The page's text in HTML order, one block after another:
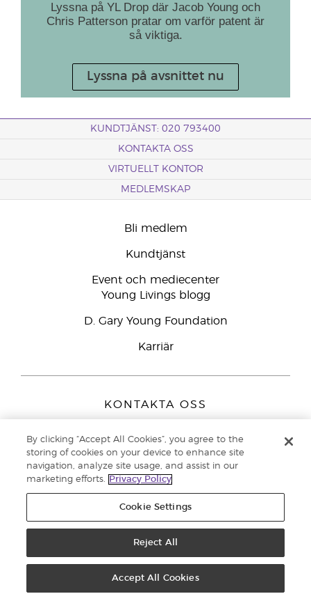
Lyssna på YL Drop där Jacob Young och
Chris Patterson pratar om varför patent är
så viktiga.
Lyssna på avsnittet nu
KUNDTJÄNST: 020 793400
KONTAKTA OSS
VIRTUELLT KONTOR
MEDLEMSKAP
Bli medlem
Kundtjänst
Event och mediecenter
Young Livings blogg
D. Gary Young Foundation
Karriär
KONTAKTA OSS
Peizerweg 97
9727 AJ Groningen
Nederländerna
020 793400
Upphovsrätt © 2021 Young Living Essential Oils. Med ensamrätt. |
By clicking “Accept All Cookies”, you agree to the
storing of cookies on your device to enhance site
navigation, analyze site usage, and assist in our
marketing efforts.
Privacy Policy
Cookie Settings
Reject All
Accept All Cookies